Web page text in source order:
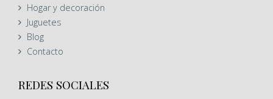
Hogar y decoración
Juguetes
Blog
Contacto
REDES SOCIALES